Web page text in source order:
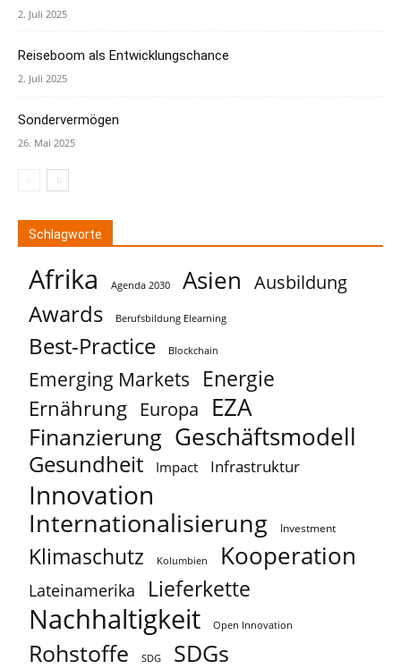
2. Juli 2025
Reiseboom als Entwicklungschance
2. Juli 2025
Sondervermögen
26. Mai 2025
Schlagworte
Afrika Agenda 2030 Asien Ausbildung
Awards Berufsbildung Elearning
Best-Practice Blockchain
Emerging Markets Energie
Ernährung Europa EZA
Finanzierung Geschäftsmodell
Gesundheit Impact Infrastruktur
Innovation
Internationalisierung Investment
Klimaschutz Kolumbien Kooperation
Lateinamerika Lieferkette
Nachhaltigkeit Open Innovation
Rohstoffe SDG SDGs